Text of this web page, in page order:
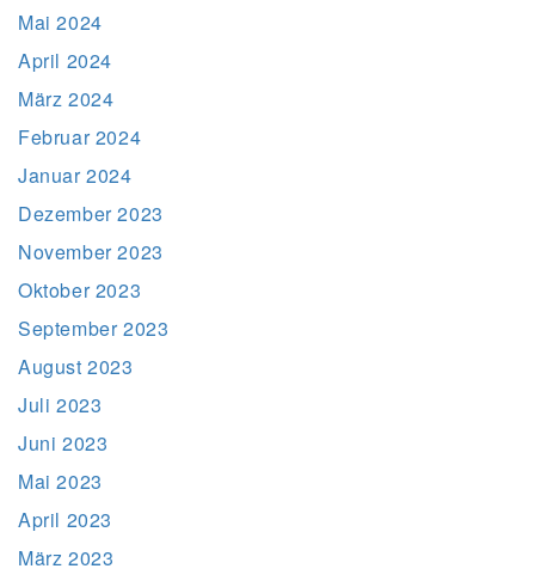
Mai 2024
April 2024
März 2024
Februar 2024
Januar 2024
Dezember 2023
November 2023
Oktober 2023
September 2023
August 2023
Juli 2023
Juni 2023
Mai 2023
April 2023
März 2023